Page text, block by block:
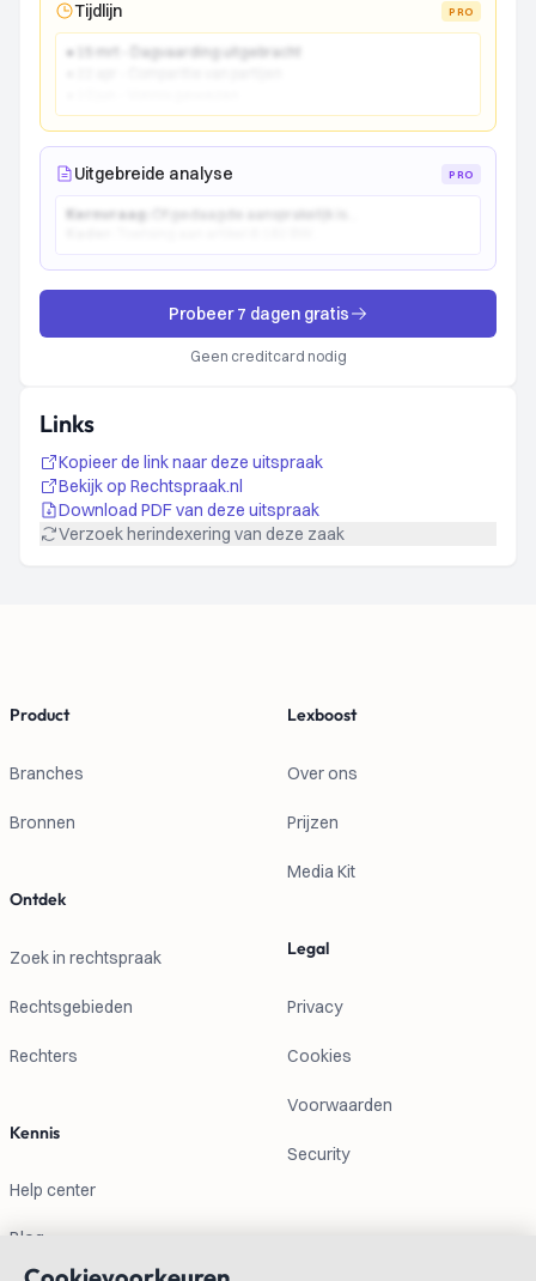
Tijdlijn PRO
● 15 mrt - Dagvaarding uitgebracht
Uitgebreide analyse PRO
Kernvraag:
Probeer 7 dagen gratis
Geen creditcard nodig
Links
Kopieer de link naar deze uitspraak
Bekijk op Rechtspraak.nl
Download PDF van deze uitspraak
Verzoek herindexering van deze zaak
Product
Branches
Bronnen
Ontdek
Zoek in rechtspraak
Rechtsgebieden
Rechters
Kennis
Help center
Blog
Lexboost
Over ons
Prijzen
Media Kit
Legal
Privacy
Cookies
Voorwaarden
Security